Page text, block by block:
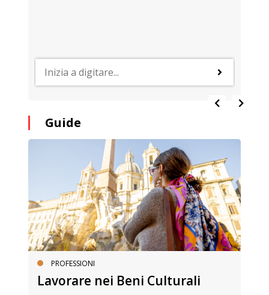
Guide
PROFESSIONI
Lavorare nei Beni Culturali